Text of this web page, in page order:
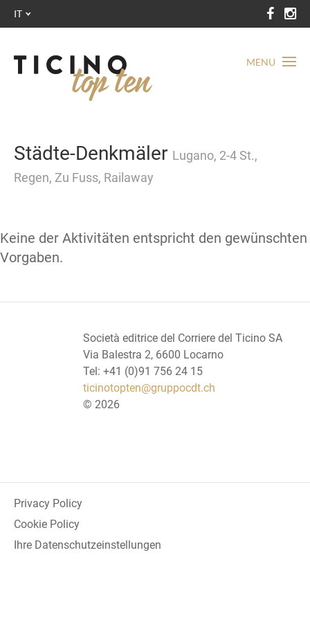
MENU
IT
Städte-Denkmäler Lugano, 2-4 St.,
Regen, Zu Fuss, Railaway
Keine der Aktivitäten entspricht den gewünschten
Vorgaben.
Società editrice del Corriere del Ticino SA
Via Balestra 2, 6600 Locarno
Tel: +41 (0)91 756 24 15
ticinotopten@gruppocdt.ch
© 2026
Privacy Policy
Cookie Policy
Ihre Datenschutzeinstellungen